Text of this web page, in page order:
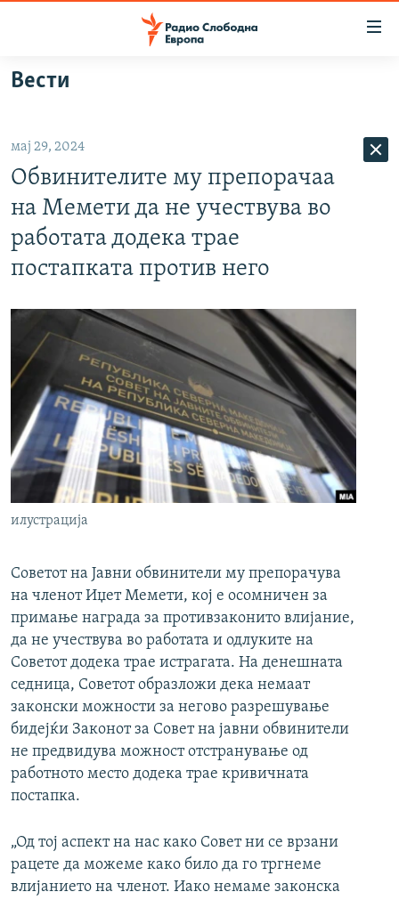
Оди
на
главната
навигација
Премини
на
пребарување
ВИЗУЕЛНО
ШТО ТРЕБА ДА ЗНАЕТЕ
ПРИЈАВИ СЕ ЗА ЊУЗЛЕТЕР
СЛЕДЕТЕ НЕ
РСЕ веб страници
Вести
мај 29, 2024
Обвинителите му препорачаа
на Мемети да не учествува во
работата додека трае
постапката против него
илустрација
Советот на Јавни обвинители му препорачува
на членот Иџет Мемети, кој е осомничен за
примање награда за противзаконито влијание,
да не учествува во работата и одлуките на
Советот додека трае истрагата. На денешната
седница, Советот образложи дека немаат
законски можности за негово разрешување
бидејќи Законот за Совет на јавни обвинители
не предвидува можност отстранување од
работното место додека трае кривичната
постапка.
„Од тој аспект на нас како Совет ни се врзани
рацете да можеме како било да го тргнеме
влијанието на членот. Иако немаме законска